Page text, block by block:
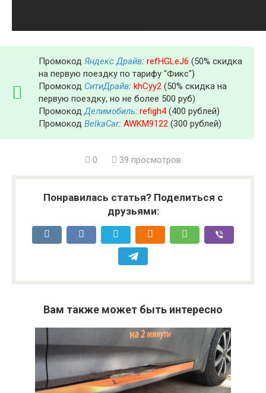
Промокод Яндекс Драйв: refHGLeJ6 (50% скидка
на первую поездку по тарифу "Фикс")
Промокод СитиДрайв: khCyy2 (50% скидка на
первую поездку, но не более 500 руб)
Промокод Делимобиль: refigh4(400 рублей)
Промокод BelkaCar: AWKM9122 (300 рублей)
0 39 просмотров
Понравилась статья? Поделиться с
друзьями:
Вам также может быть интересно